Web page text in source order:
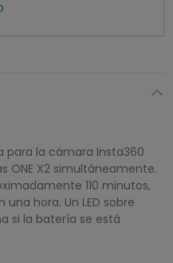
para la cámara Insta360
ONE X2 simultáneamente.
110 minutos,
hora. Un LED sobre
si la batería se está